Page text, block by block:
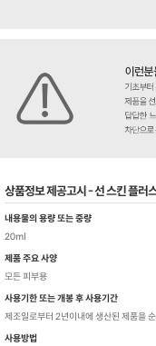
상품정보 제공고시 - 선 스킨 플러
내용물의 용량 또는 중량
20ml
제품 주요 사양
모든 피부용
사용기한 또는 개봉 후 사용기간
제조일로부터 2년이내에 생산된 제품을
사용방법